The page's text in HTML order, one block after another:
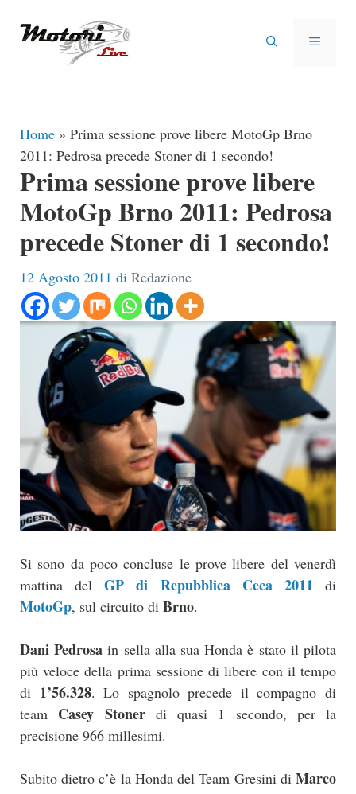
MENU
Home » Prima sessione prove libere MotoGp Brno
2011: Pedrosa precede Stoner di 1 secondo!
Prima sessione prove libere
MotoGp Brno 2011: Pedrosa
precede Stoner di 1 secondo!
12 Agosto 2011 di Redazione
Si sono da poco concluse le prove libere del venerdì
mattina delGP di Repubblica Ceca 2011 di
MotoGp, sul circuito di Brno.
Dani Pedrosa in sella alla sua Honda è stato il pilota
più veloce della prima sessione di libere con il tempo
di 1’56.328. Lo spagnolo precede il compagno di
team Casey Stonerdi quasi 1 secondo, per la
precisione 966 millesimi.
Subito dietro c’è la Honda del Team Gresini di Marco